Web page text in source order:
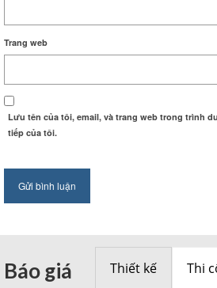
Trang web
Lưu tên của tôi, email, và trang web trong trình
tiếp của tôi.
Báo giá Thiết kế Thi